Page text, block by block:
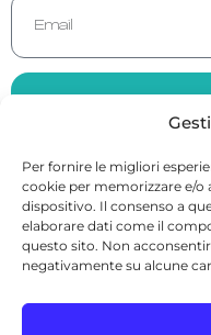
Per fornire le migliori
cookie per memorizzare e/o
dispositivo. Il consenso a
elaborare dati come il
questo sito. Non
negativamente su alcune
© 2026 Dott.ssa Antonella
Battaglia